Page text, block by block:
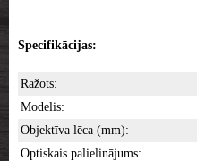
Specifikācijas:
Ražots:
Modelis:
Objektīva lēca (mm):
Optiskais palielinājums: